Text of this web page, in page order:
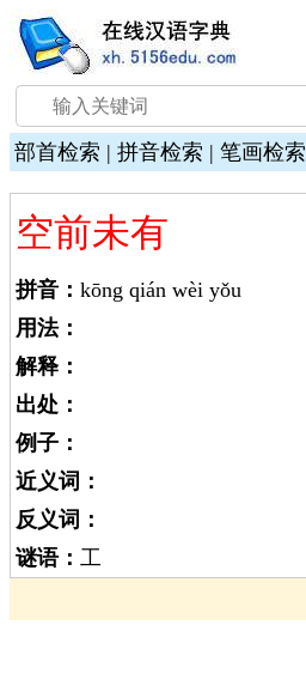
部首检索 | 拼音检索 | 笔画检索
空前未有
拼音： kōng qián wèi yǒu
用法：
解释：
出处：
例子：
近义词：
反义词：
谜语： 工